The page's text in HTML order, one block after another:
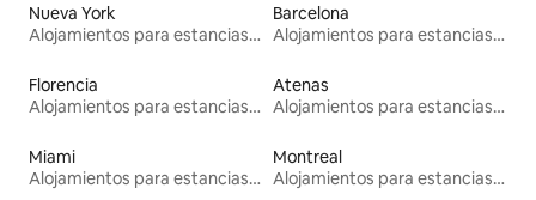
Nueva York
Alojamientos para estancias largas
Barcelona
Alojamientos para estancias largas
Florencia
Alojamientos para estancias largas
Atenas
Alojamientos para estancias largas
Miami
Alojamientos para estancias largas
Montreal
Alojamientos para estancias largas